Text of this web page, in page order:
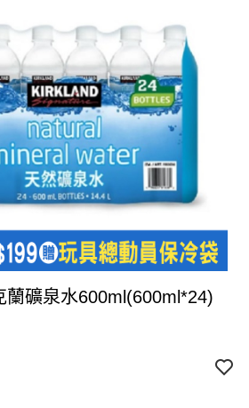
蘭礦泉水600ml(600ml*24)